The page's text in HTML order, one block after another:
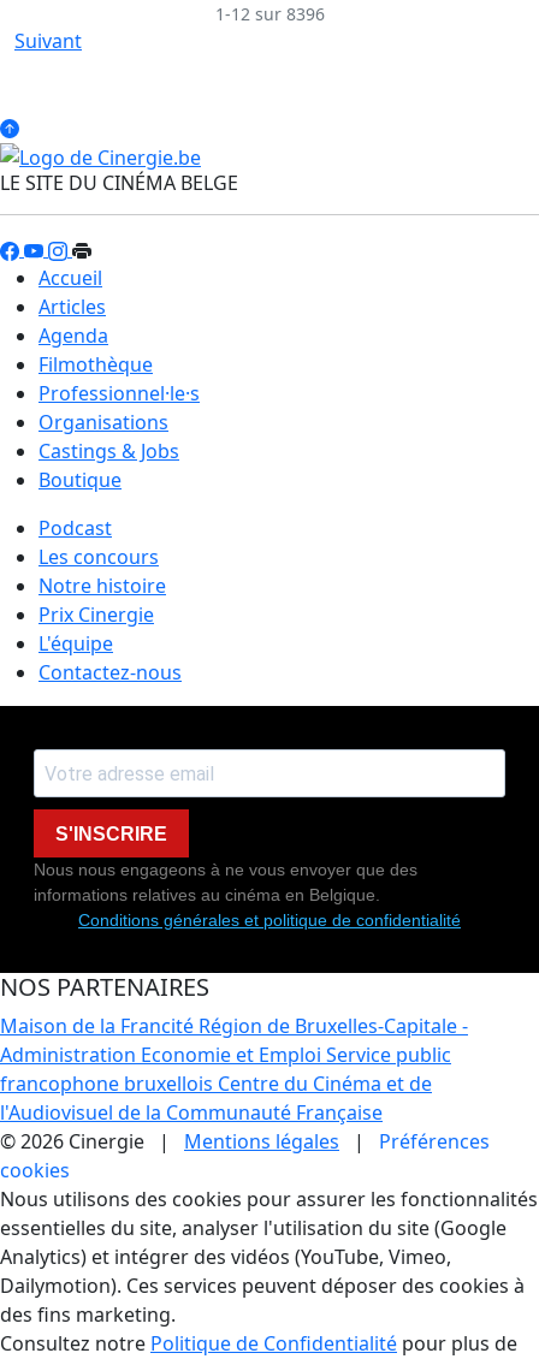
1-12 sur 8396
Suivant
LE SITE DU CINÉMA BELGE
Accueil
Articles
Agenda
Filmothèque
Professionnel·le·s
Organisations
Castings & Jobs
Boutique
Podcast
Les concours
Notre histoire
Prix Cinergie
L'équipe
Contactez-nous
S'INSCRIRE
Nous nous engageons à ne vous envoyer que des
informations relatives au cinéma en Belgique.
Conditions générales et politique de confidentialité
NOS PARTENAIRES
Maison de la Francité Région de Bruxelles-Capitale -
Administration Economie et Emploi Service public
francophone bruxellois Centre du Cinéma et de
l'Audiovisuel de la Communauté Française
© 2026 Cinergie | Mentions légales | Préférences
cookies
Gestion des Cookies
Nous utilisons des cookies pour assurer les fonctionnalités
essentielles du site, analyser l'utilisation du site (Google
Analytics) et intégrer des vidéos (YouTube, Vimeo,
Dailymotion). Ces services peuvent déposer des cookies à
des fins marketing.
Consultez notre Politique de Confidentialité pour plus de